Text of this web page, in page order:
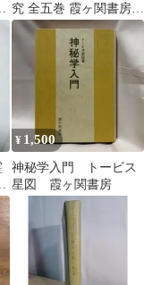
究 全五巻 霞ヶ関書房
特製クロス箱入
¥ 1,500
神秘学入門 トービス
星図 霞ヶ関書房